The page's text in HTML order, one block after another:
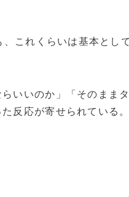
これくらいは基本とし
いいのか」「そのまま
反応が寄せられている。